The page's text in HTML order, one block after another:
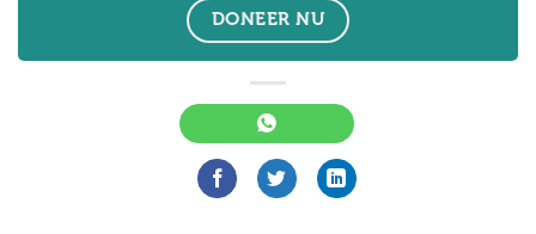
DONEER NU